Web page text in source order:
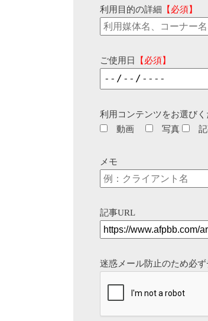
利用目的の詳細 【必須】
ご使用日 【必須】
利用コンテンツをお選びく
動画
写真
メモ
記事URL
迷惑メール防止のため必